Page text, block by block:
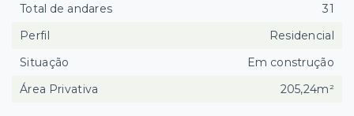
Total de andares
31
Perfil
Residencial
Situação
Em construção
Área Privativa
205,24m²